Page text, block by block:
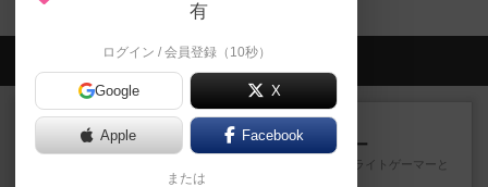
会員の新しい投稿
レビュー
アンダー・ザ・テーブラー
笑えるバカゲームを集めているライトゲーマーと
してのレビューです。正体隠...
有
ログイン / 会員登録（10秒）
Google X
Apple Facebook
または